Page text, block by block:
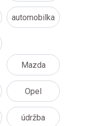
automobilka
Mazda
Opel
údržba